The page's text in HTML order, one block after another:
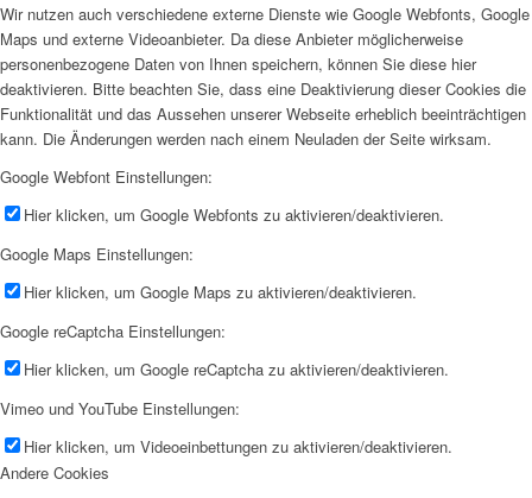
Wir nutzen auch verschiedene externe Dienste wie Google Webfonts, Google
Maps und externe Videoanbieter. Da diese Anbieter möglicherweise
personenbezogene Daten von Ihnen speichern, können Sie diese hier
deaktivieren. Bitte beachten Sie, dass eine Deaktivierung dieser Cookies die
Funktionalität und das Aussehen unserer Webseite erheblich beeinträchtigen
kann. Die Änderungen werden nach einem Neuladen der Seite wirksam.
Google Webfont Einstellungen:
Hier klicken, um Google Webfonts zu aktivieren/deaktivieren.
Google Maps Einstellungen:
Hier klicken, um Google Maps zu aktivieren/deaktivieren.
Google reCaptcha Einstellungen:
Hier klicken, um Google reCaptcha zu aktivieren/deaktivieren.
Vimeo und YouTube Einstellungen:
Hier klicken, um Videoeinbettungen zu aktivieren/deaktivieren.
Andere Cookies